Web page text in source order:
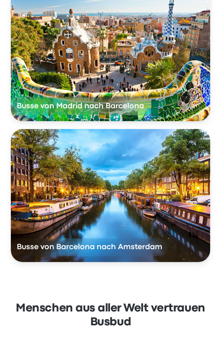
Busse von Madrid nach Barcelona
Busse von Barcelona nach Amsterdam
Menschen aus aller Welt vertrauen
Busbud